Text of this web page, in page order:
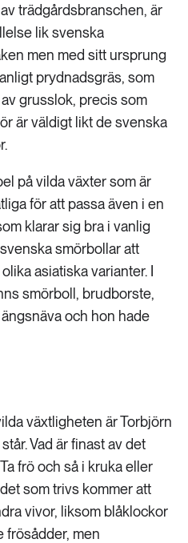
trädgårdsbranschen, är
lik svenska
men med sitt ursprung
prydnadsgräs, som
grusslok, precis som
är väldigt likt de svenska
på vilda växter som är
för att passa även i en
klarar sig bra i vanlig
smörbollar att
asiatiska varianter. I
smörboll, brudborste,
och hon hade
växtligheten är Torbjörn
Vad är finast av det
frö och så i kruka eller
som trivs kommer att
vivor, liksom blåklockor
frösådder, men